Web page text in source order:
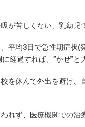
苦しくない、乳幼児
平均3日で急性期症状(
経過すれば、”かぜ”と
を休んで外出を避け、
れず、医療機関での治